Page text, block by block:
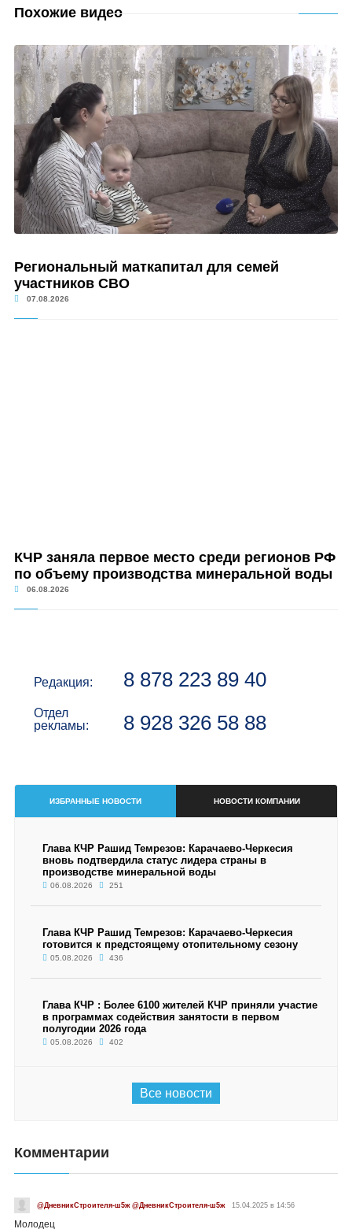
Похожие видео
Региональный маткапитал для семей
участников СВО
07.08.2026
КЧР заняла первое место среди регионов РФ
по объему производства минеральной воды
06.08.2026
Редакция: 8 878 223 89 40
Отдел
рекламы:
8 928 326 58 88
ИЗБРАННЫЕ НОВОСТИ НОВОСТИ КОМПАНИИ
Глава КЧР Рашид Темрезов: Карачаево-Черкесия
вновь подтвердила статус лидера страны в
производстве минеральной воды
06.08.2026 251
Глава КЧР Рашид Темрезов: Карачаево-Черкесия
готовится к предстоящему отопительному сезону
05.08.2026 436
Глава КЧР : Более 6100 жителей КЧР приняли участие
в программах содействия занятости в первом
полугодии 2026 года
05.08.2026 402
Все новости
Комментарии
@ДневникСтроителя-ш5ж @ДневникСтроителя-ш5ж 15.04.2025 в 14:56
Молодец